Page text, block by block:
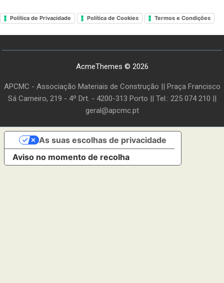
Política de Privacidade Política de Cookies Termos e Condições
AcmeThemes © 2026
APCMC - Associação Materiais de Construção || Praça Francisco
Sá Carneiro, 219 - 4º Drt. - 4200-313 Porto || Tel.: 225 074 210 ||
geral@apcmc.pt
Aviso no momento de recolha
As suas escolhas de privacidade